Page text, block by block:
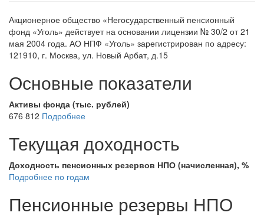
Акционерное общество «Негосударственный пенсионный
фонд «Уголь» действует на основании лицензии № 30/2 от21
мая 2004 года. АО НПФ «Уголь» зарегистрирован по адресу:
121910, г. Москва, ул. Новый Арбат, д.15
Основные показатели
Активы фонда (тыс. рублей)
676 812 Подробнее
Текущая доходность
Доходность пенсионных резервов НПО (начисленная), %
Подробнее по годам
Пенсионные резервы НПО